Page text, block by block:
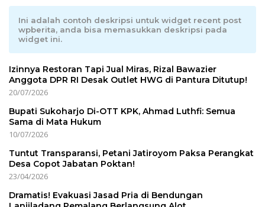
Ini adalah contoh deskripsi untuk widget recent post
wpberita, anda bisa memasukkan deskripsi pada
widget ini.
Izinnya Restoran Tapi Jual Miras, Rizal Bawazier
Anggota DPR RI Desak Outlet HWG di Pantura Ditutup!
20/07/2026
Bupati Sukoharjo Di-OTT KPK, Ahmad Luthfi: Semua
Sama di Mata Hukum
10/07/2026
Tuntut Transparansi, Petani Jatiroyom Paksa Perangkat
Desa Copot Jabatan Poktan!
23/04/2026
Dramatis! Evakuasi Jasad Pria di Bendungan